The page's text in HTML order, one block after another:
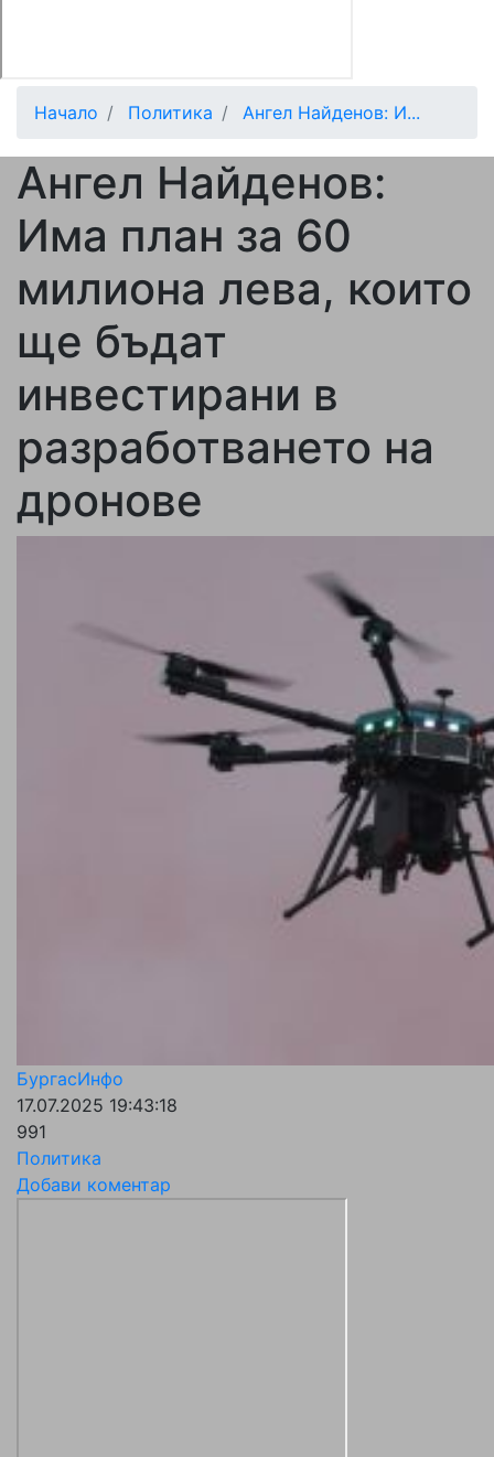
Начало Политика Ангел Найденов: И...
Ангел Найденов:
Има план за 60
милиона лева, които
ще бъдат
инвестирани в
разработването на
дронове
БургасИнфо
17.07.2025 19:43:18
991
Политика
Добави коментар